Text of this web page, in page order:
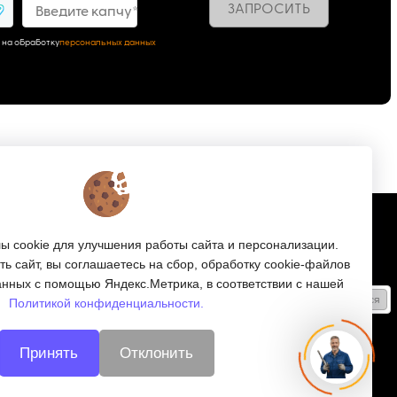
Введите капчу* ЗАПРОСИТЬ
на обработкуперсональных данных
Получайте только полезные статьи!
Подписаться
Согласен на обработку персональных данных
cookie для улучшения работы сайта и персонализации.
сайт, вы соглашаетесь на сбор, обработку cookie-файлов
с помощью Яндекс.Метрика, в соответствии с нашей
Политикой конфиденциальности.
Принять Отклонить